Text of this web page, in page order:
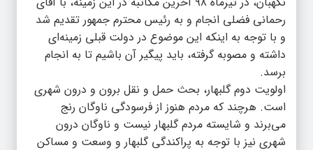
رحمانی فضلی انجام و به رئیس محترم جمهور تقدیم شد
و با توجه به اینکه این موضوع در دولت قبلی زمینه‌ای
داشته و مصوبه گرفته، باید پیگیر آن باشیم تا به انجام
برسد.
اولویت دوم گلبهار، بحث حمل و نقل برون و درون شهری
است. هرچند که مردم هنوز از فرسودگی ناوگان رنج
می‌برند و شایسته مردم گلبهار نیست و ناوگان درون
شهری نیز با توجه به پراکندگی گلبهار و وسعت و مساکن